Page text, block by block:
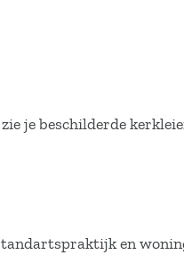
je beschilderde
en